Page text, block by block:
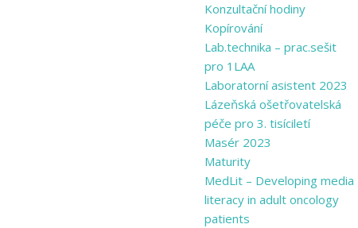
Konzultační hodiny
Kopírování
Lab.technika – prac.sešit
pro 1LAA
Laboratorní asistent 2023
Lázeňská ošetřovatelská
péče pro 3. tisíciletí
Masér 2023
Maturity
MedLit – Developing media
literacy in adult oncology
patients